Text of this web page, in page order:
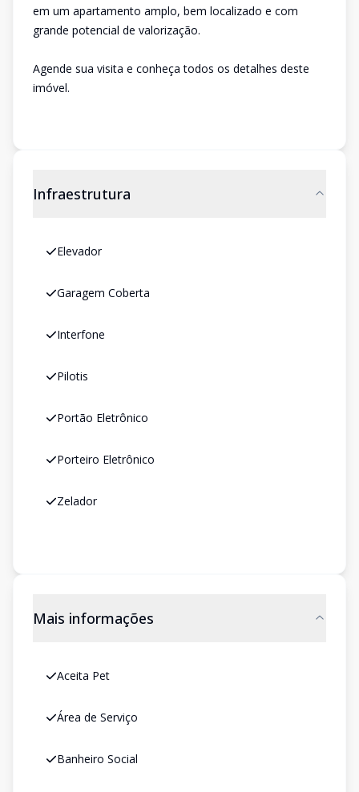
em um apartamento amplo, bem localizado e com
grande potencial de valorização.
Agende sua visita e conheça todos os detalhes deste
imóvel.
Infraestrutura
Elevador
Garagem Coberta
Interfone
Pilotis
Portão Eletrônico
Porteiro Eletrônico
Zelador
Mais informações
Aceita Pet
Área de Serviço
Banheiro Social